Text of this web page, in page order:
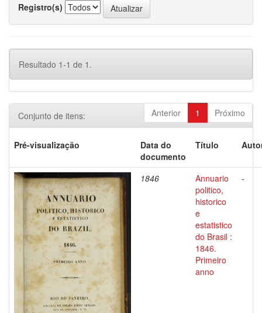
Registro(s)
Resultado 1-1 de 1.
Anterior 1 Próximo
Conjunto de itens:
Pré-visualização
Data do
documento
Título
1846
Annuario
politico,
historico
e
estatistico
do Brasil :
1846.
Primeiro
anno
-